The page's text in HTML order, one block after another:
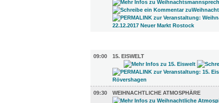
09:00
15. EISWELT
09:30 WEIHNACHTLICHE ATMOSPHÄRE